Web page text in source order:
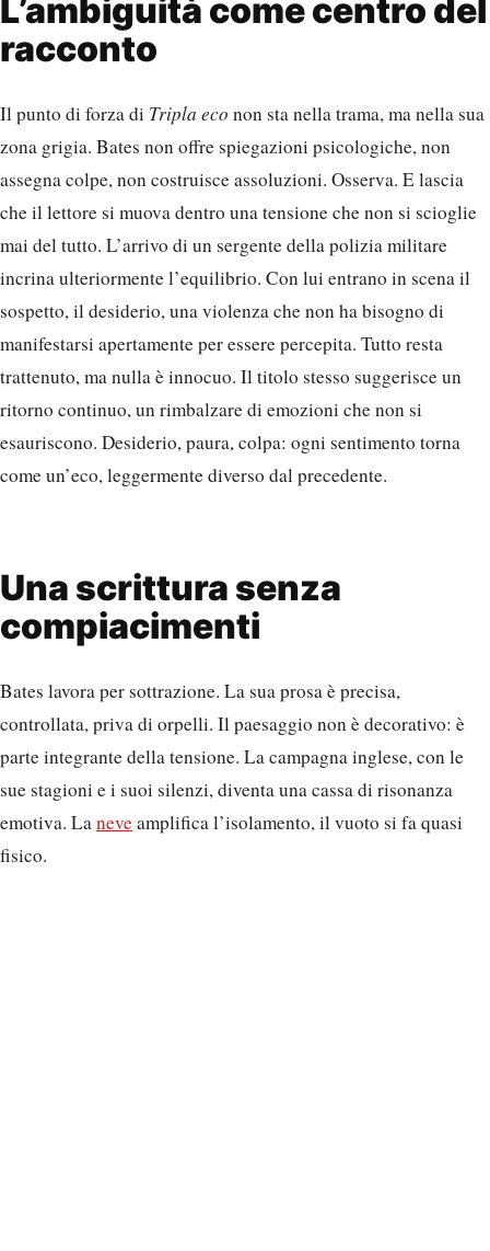
L’ambiguità come centro del
racconto
Il punto di forza di Tripla eco non sta nella trama, ma nella sua
zona grigia. Bates non offre spiegazioni psicologiche, non
assegna colpe, non costruisce assoluzioni. Osserva. E lascia
che il lettore si muova dentro una tensione che non si scioglie
mai del tutto. L’arrivo di un sergente della polizia militare
incrina ulteriormente l’equilibrio. Con lui entrano in scena il
sospetto, il desiderio, una violenza che non ha bisogno di
manifestarsi apertamente per essere percepita. Tutto resta
trattenuto, ma nulla è innocuo. Il titolo stesso suggerisce un
ritorno continuo, un rimbalzare di emozioni che non si
esauriscono. Desiderio, paura, colpa: ogni sentimento torna
come un’eco, leggermente diverso dal precedente.
Una scrittura senza
compiacimenti
Bates lavora per sottrazione. La sua prosa è precisa,
controllata, priva di orpelli. Il paesaggio non è decorativo: è
parte integrante della tensione. La campagna inglese, con le
sue stagioni e i suoi silenzi, diventa una cassa di risonanza
emotiva. La neveamplifica l’isolamento, il vuoto si fa quasi
fisico.